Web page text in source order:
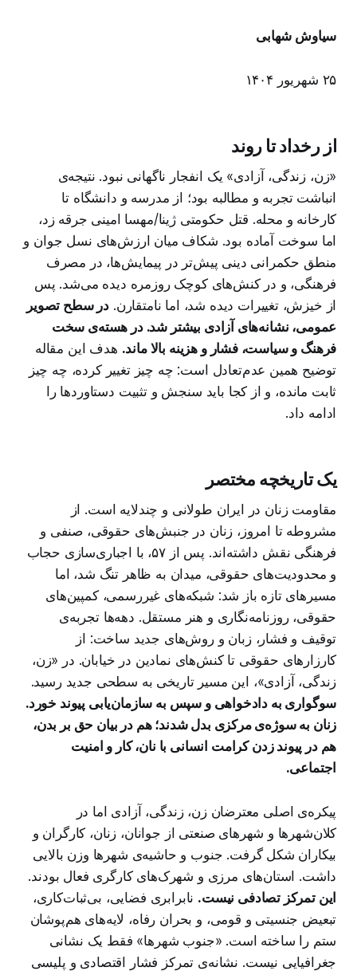
سیاوش شهابی
۲۵ شهریور ۱۴۰۴
از رخداد تا روند
«زن، زندگی، آزادی» یک انفجار ناگهانی نبود. نتیجه‌ی
انباشت تجربه و مطالبه بود؛ از مدرسه و دانشگاه تا
کارخانه و محله. قتل حکومتی ژینا/مهسا امینی جرقه زد،
اما سوخت آماده بود. شکاف میان ارزش‌های نسل جوان و
منطق حکمرانی دینی پیش‌تر در پیمایش‌ها، در مصرف
فرهنگی، و در کنش‌های کوچک روزمره دیده می‌شد. پس
از خیزش، تغییرات دیده شد، اما نامتقارن. در سطح تصویر
عمومی، نشانه‌های آزادی بیشتر شد. در هسته‌ی سخت
فرهنگ و سیاست، فشار و هزینه بالا ماند. هدف این مقاله
توضیح همین عدم‌تعادل است: چه چیز تغییر کرده، چه چیز
ثابت مانده، و از کجا باید سنجش و تثبیت دستاوردها را
ادامه داد.
یک تاریخچه مختصر
مقاومت زنان در ایران طولانی و چندلایه است. از
مشروطه تا امروز، زنان در جنبش‌های حقوقی، صنفی و
فرهنگی نقش داشته‌اند. پس از ۵۷، با اجباری‌سازی حجاب
و محدودیت‌های حقوقی، میدان به ظاهر تنگ شد، اما
مسیرهای تازه باز شد: شبکه‌های غیررسمی، کمپین‌های
حقوقی، روزنامه‌نگاری و هنر مستقل. دهه‌ها تجربه‌ی
توقیف و فشار، زبان و روش‌های جدید ساخت: از
کارزارهای حقوقی تا کنش‌های نمادین در خیابان. در «زن،
زندگی، آزادی»، این مسیر تاریخی به سطحی جدید رسید.
سوگواری به دادخواهی و سپس به سازمان‌یابی پیوند خورد.
زنان به سوژه‌ی مرکزی بدل شدند؛ هم در بیان حق بر بدن،
هم در پیوند زدن کرامت انسانی با نان، کار و امنیت
اجتماعی.
پیکره‌ی اصلی معترضان زن، زندگی، آزادی اما در
کلان‌شهرها و شهرهای صنعتی از جوانان، زنان، کارگران و
بیکاران شکل گرفت. جنوب و حاشیه‌ی شهرها وزن بالایی
داشت. استان‌های مرزی و شهرک‌های کارگری فعال بودند.
این تمرکز تصادفی نیست. نابرابری فضایی، بی‌ثبات‌کاری،
تبعیض جنسیتی و قومی، و بحران رفاه، لایه‌های هم‌پوشان
ستم را ساخته است. «جنوب شهرها» فقط یک نشانی
جغرافیایی نیست. نشانه‌ی تمرکز فشار اقتصادی و پلیسی